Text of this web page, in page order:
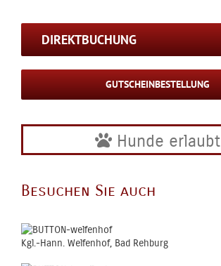
DIREKTBUCHUNG
GUTSCHEINBESTELLUNG
Hunde erlaubt
Besuchen Sie auch
Kgl.-Hann. Welfenhof, Bad Rehburg